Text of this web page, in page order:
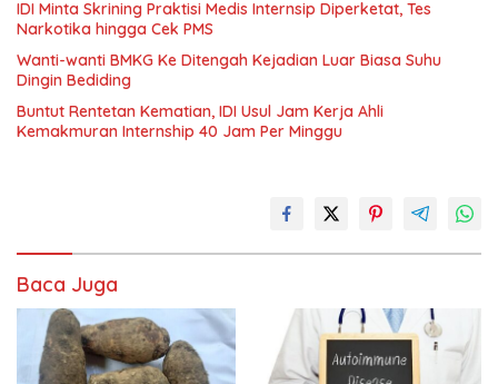
IDI Minta Skrining Praktisi Medis Internsip Diperketat, Tes
Narkotika hingga Cek PMS
Wanti-wanti BMKG Ke Ditengah Kejadian Luar Biasa Suhu
Dingin Bediding
Buntut Rentetan Kematian, IDI Usul Jam Kerja Ahli
Kemakmuran Internship 40 Jam Per Minggu
Baca Juga